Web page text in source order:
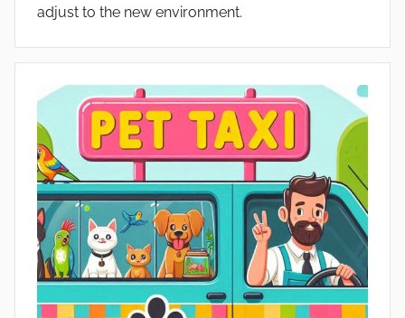
adjust to the new environment.